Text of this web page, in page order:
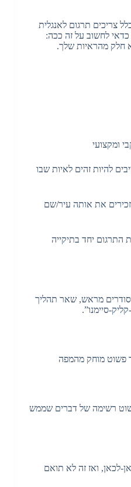
צריכים תרגום לאנגלית
כדאי לחשוב על זה ככה:
חלק מהראיות שלך.
ומקצועי
להיות זהים לאיות שבו
את אותה עיר/שם
התרגום יחד בתיקייה
מראש, שאר תהליך
סיימנו”.
רשימה של דברים שממש
לכאן, ואז זה לא תואם